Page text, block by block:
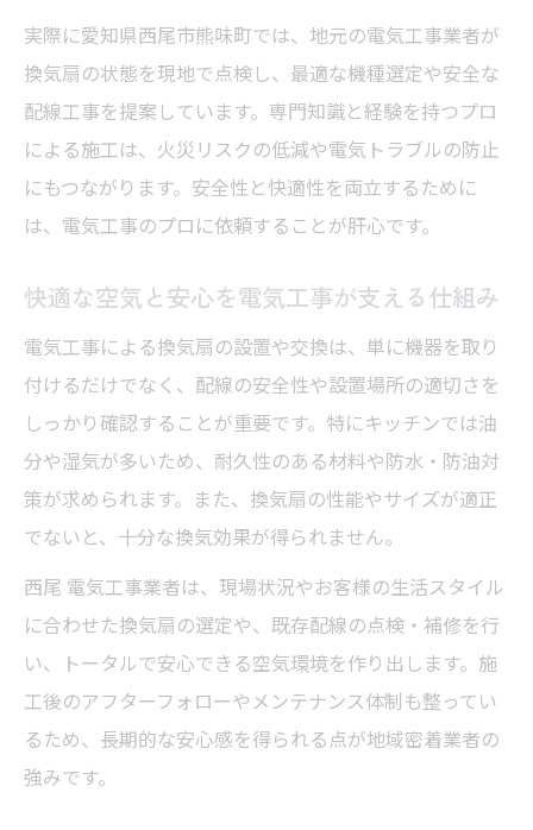
実際に愛知県西尾市熊味町では、地元の電気工事業者が
換気扇の状態を現地で点検し、最適な機種選定や安全な
配線工事を提案しています。専門知識と経験を持つプロ
による施工は、火災リスクの低減や電気トラブルの防止
にもつながります。安全性と快適性を両立するために
は、電気工事のプロに依頼することが肝心です。
快適な空気と安心を電気工事が支える仕組み
電気工事による換気扇の設置や交換は、単に機器を取り
付けるだけでなく、配線の安全性や設置場所の適切さを
しっかり確認することが重要です。特にキッチンでは油
分や湿気が多いため、耐久性のある材料や防水・防油対
策が求められます。また、換気扇の性能やサイズが適正
でないと、十分な換気効果が得られません。
西尾 電気工事業者は、現場状況やお客様の生活スタイル
に合わせた換気扇の選定や、既存配線の点検・補修を行
い、トータルで安心できる空気環境を作り出します。施
工後のアフターフォローやメンテナンス体制も整ってい
るため、長期的な安心感を得られる点が地域密着業者の
強みです。